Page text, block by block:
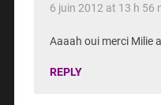
6 juin 2012 at 13 h 56
Aaaah oui merci Milie
REPLY